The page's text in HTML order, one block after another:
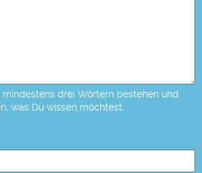
mindestens drei Wörtern bestehen und
was Du wissen möchtest.